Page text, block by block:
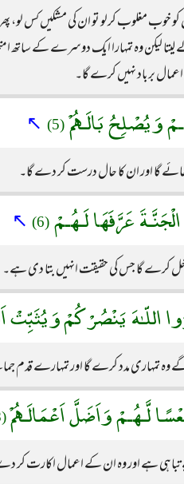
مغلوب کرلو تو ان کی مشکیں کس لو،
لیکن وہ تمہارا ایک دوسرے کے ساتھ
برباد نہیں کرے گا۔
وَيُصْلِحُ بَالَـهُمْ (5)
↖
گا اور ان کا حال درست کر دے گا۔
عَرَّفَهَا لَـهُـمْ (6)
↖
کرے گا جس کی حقیقت انہیں بتا دی ہے۔
اللّـٰهَ يَنْصُرْكُمْ
گے وہ تمہاری مدد کرے گا اور تمہارے قدم
لَّـهُـمْ وَاَضَلَّ اَعْمَالَـهُمْ(8)
تباہی ہے اور وہ ان کے اعمال اکارت کر